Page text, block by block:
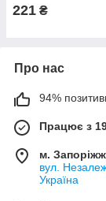
221 ₴
Про нас
94%
Працює з
м.
вул.
Україна